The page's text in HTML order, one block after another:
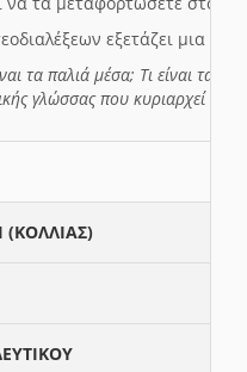
εξετάζει μια
τα παλιά μέσα; Τι είναι τα
γλώσσας που κυριαρχεί